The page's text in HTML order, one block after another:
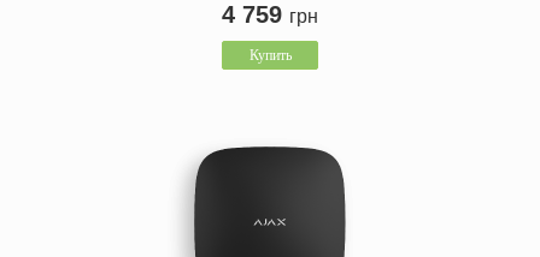
4 759 грн
Купить